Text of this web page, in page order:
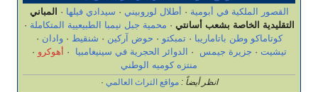
القصور الملكية في أبومية · أطلال لوروبيني · سيدادي فيلها ·
المباني
التقليدية الخاصة بشعب أسانتي · محمية جبل نيمبا الطبيعيية المتكاملة ·
كوتاماكو وطن باتاماريبا ·تمبكتو · حوض آركين · شنقيط ·وادان ·
تيشيت · جزيرة جيمس · الدوائر الحجرية في سينيغامبيا · أهوكرو ·
منتزه كوميه الوطني
انظر أيضاً : مواقع التراث العالمي ·